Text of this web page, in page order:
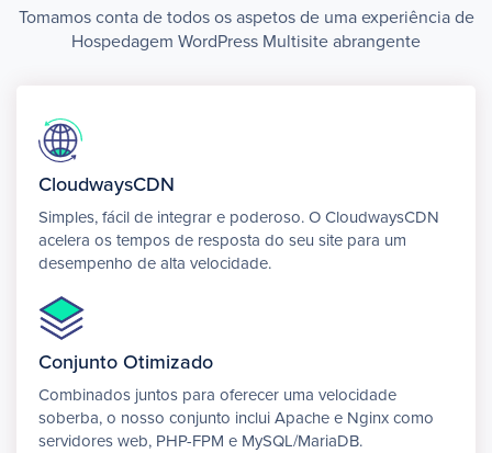
Tomamos conta de todos os aspetos de uma experiência de
Hospedagem WordPress Multisite abrangente
CloudwaysCDN
Simples, fácil de integrar e poderoso. O CloudwaysCDN
acelera os tempos de resposta do seu site para um
desempenho de alta velocidade.
Conjunto Otimizado
Combinados juntos para oferecer uma velocidade
soberba, o nosso conjunto inclui Apache e Nginx como
servidores web, PHP-FPM e MySQL/MariaDB.